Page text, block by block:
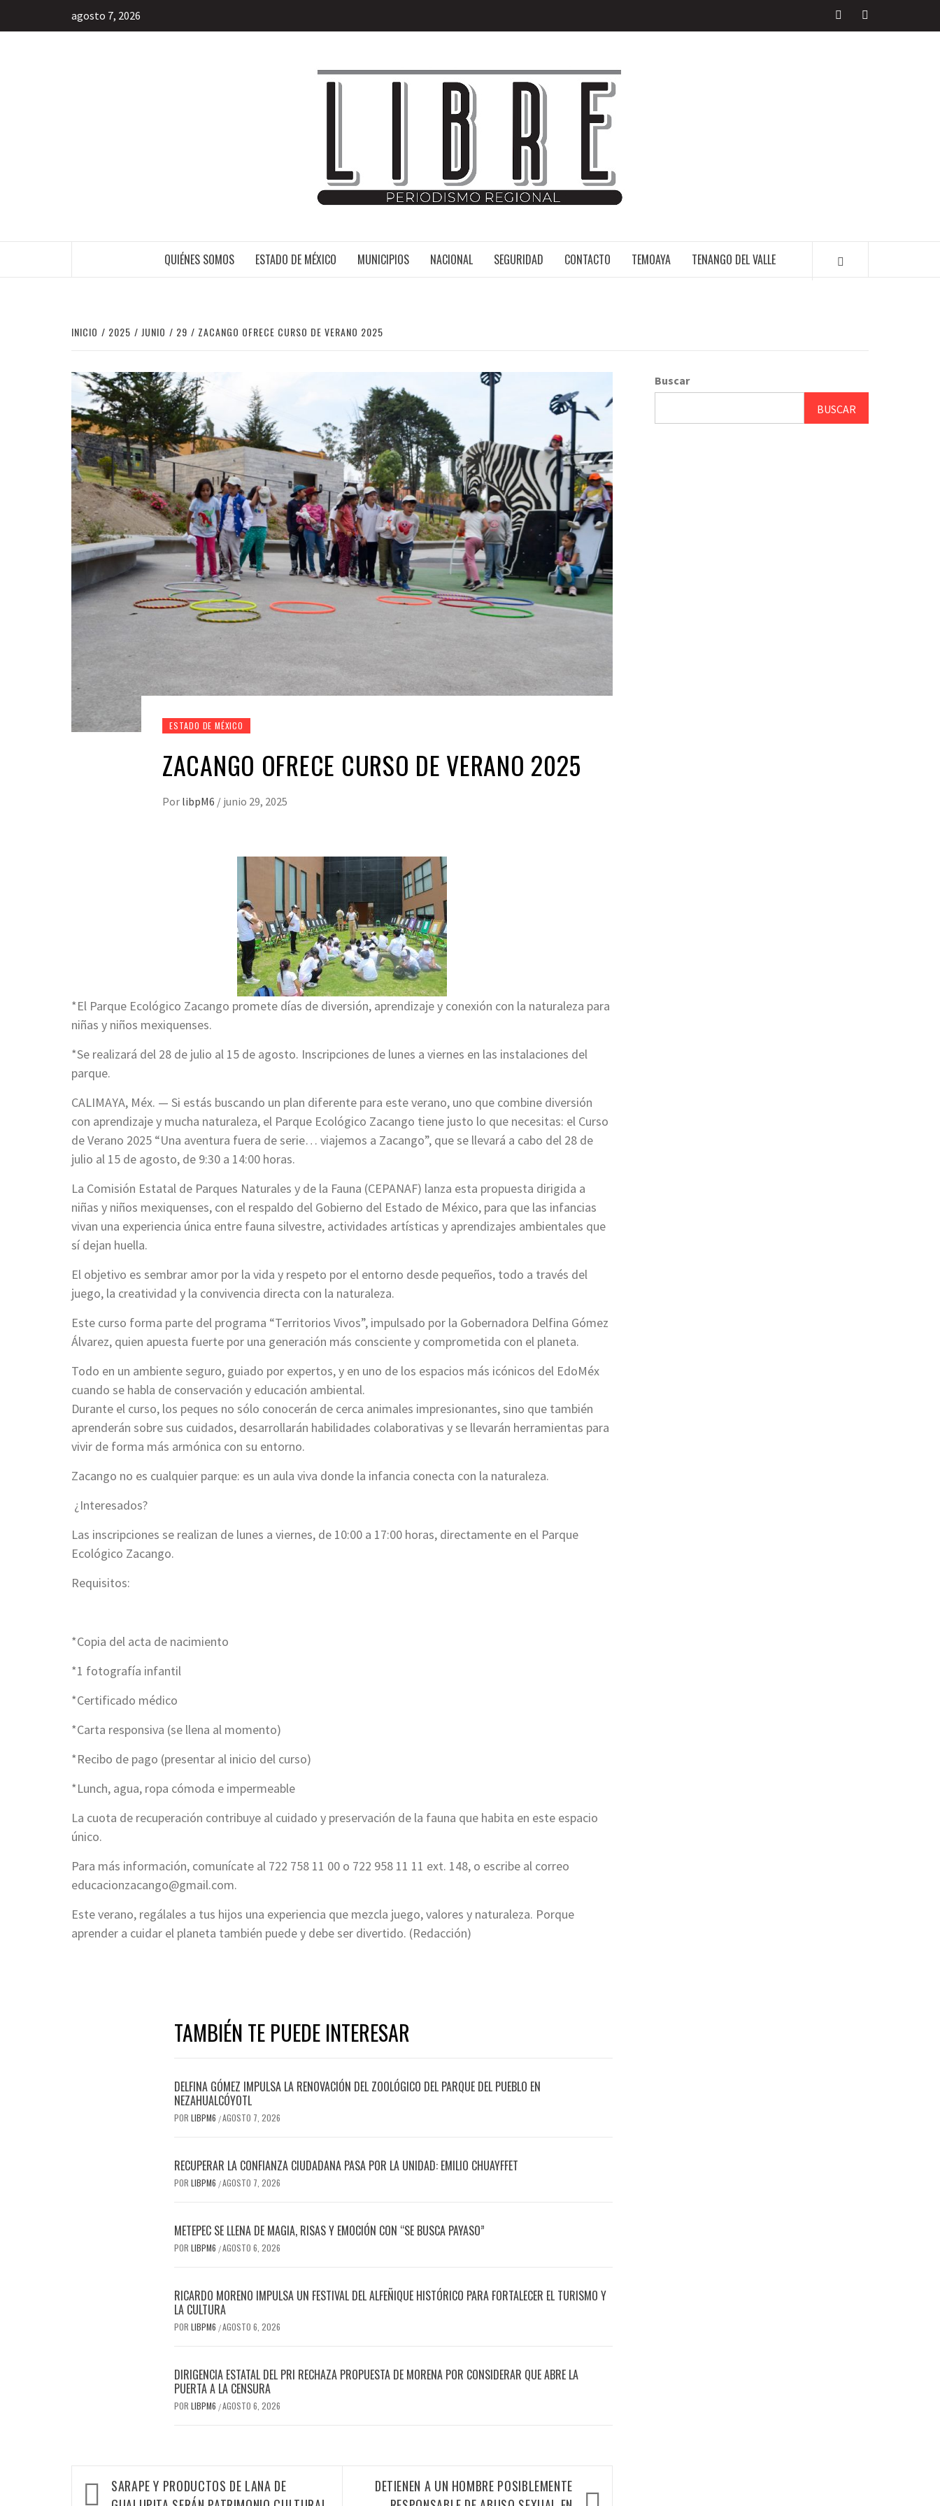
agosto 7, 2026
QUIÉNES SOMOS ESTADO DE MÉXICO MUNICIPIOS NACIONAL SEGURIDAD CONTACTO TEMOAYA TENANGO DEL VALLE
INICIO 2025 JUNIO 29 ZACANGO OFRECE CURSO DE VERANO 2025
ESTADO DE MÉXICO
ZACANGO OFRECE CURSO DE VERANO 2025
Por libpM6 / junio 29, 2025
*El Parque Ecológico Zacango promete días de diversión, aprendizaje y conexión con la naturaleza para
niñas y niños mexiquenses.
*Se realizará del 28 de julio al 15 de agosto. Inscripciones de lunes a viernes en las instalaciones del
parque.
CALIMAYA, Méx. — Si estás buscando un plan diferente para este verano, uno que combine diversión
con aprendizaje y mucha naturaleza, el Parque Ecológico Zacango tiene justo lo que necesitas: el Curso
de Verano 2025 “Una aventura fuera de serie… viajemos a Zacango”, que se llevará a cabo del 28 de
julio al 15 de agosto, de 9:30 a 14:00 horas.
La Comisión Estatal de Parques Naturales y de la Fauna (CEPANAF) lanza esta propuesta dirigida a
niñas y niños mexiquenses, con el respaldo del Gobierno del Estado de México, para que las infancias
vivan una experiencia única entre fauna silvestre, actividades artísticas y aprendizajes ambientales que
sí dejan huella.
El objetivo es sembrar amor por la vida y respeto por el entorno desde pequeños, todo a través del
juego, la creatividad y la convivencia directa con la naturaleza.
Este curso forma parte del programa “Territorios Vivos”, impulsado por la Gobernadora Delfina Gómez
Álvarez, quien apuesta fuerte por una generación más consciente y comprometida con el planeta.
Todo en un ambiente seguro, guiado por expertos, y en uno de los espacios más icónicos del EdoMéx
cuando se habla de conservación y educación ambiental.
Durante el curso, los peques no sólo conocerán de cerca animales impresionantes, sino que también
aprenderán sobre sus cuidados, desarrollarán habilidades colaborativas y se llevarán herramientas para
vivir de forma más armónica con su entorno.
Zacango no es cualquier parque: es un aula viva donde la infancia conecta con la naturaleza.
¿Interesados?
Las inscripciones se realizan de lunes a viernes, de 10:00 a 17:00 horas, directamente en el Parque
Ecológico Zacango.
Requisitos:
*Copia del acta de nacimiento
*1 fotografía infantil
*Certificado médico
*Carta responsiva (se llena al momento)
*Recibo de pago (presentar al inicio del curso)
*Lunch, agua, ropa cómoda e impermeable
La cuota de recuperación contribuye al cuidado y preservación de la fauna que habita en este espacio
único.
Para más información, comunícate al 722 758 11 00 o 722 958 11 11 ext. 148, o escribe al correo
educacionzacango@gmail.com.
Este verano, regálales a tus hijos una experiencia que mezcla juego, valores y naturaleza. Porque
aprender a cuidar el planeta también puede y debe ser divertido. (Redacción)
TAMBIÉN TE PUEDE INTERESAR
DELFINA GÓMEZ IMPULSA LA RENOVACIÓN DEL ZOOLÓGICO DEL PARQUE DEL PUEBLO EN
NEZAHUALCÓYOTL
POR LIBPM6 /AGOSTO 7, 2026
RECUPERAR LA CONFIANZA CIUDADANA PASA POR LA UNIDAD: EMILIO CHUAYFFET
POR LIBPM6 /AGOSTO 7, 2026
METEPEC SE LLENA DE MAGIA, RISAS Y EMOCIÓN CON “SE BUSCA PAYASO”
POR LIBPM6 /AGOSTO 6, 2026
RICARDO MORENO IMPULSA UN FESTIVAL DEL ALFEÑIQUE HISTÓRICO PARA FORTALECER EL TURISMO Y
LA CULTURA
POR LIBPM6 /AGOSTO 6, 2026
DIRIGENCIA ESTATAL DEL PRI RECHAZA PROPUESTA DE MORENA POR CONSIDERAR QUE ABRE LA
PUERTA A LA CENSURA
POR LIBPM6 /AGOSTO 6, 2026
SARAPE Y PRODUCTOS DE LANA DE
DETIENEN A UN HOMBRE POSIBLEMENTE
Buscar
BUSCAR